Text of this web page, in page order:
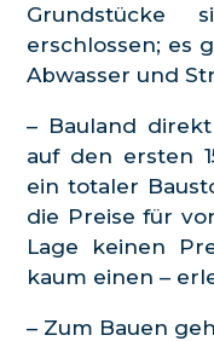
Grundstücke
erschlossen; es
Abwasser und
– Bauland
auf den ersten
ein totaler
die Preise für
Lage keinen
kaum einen –
– Zum Bauen